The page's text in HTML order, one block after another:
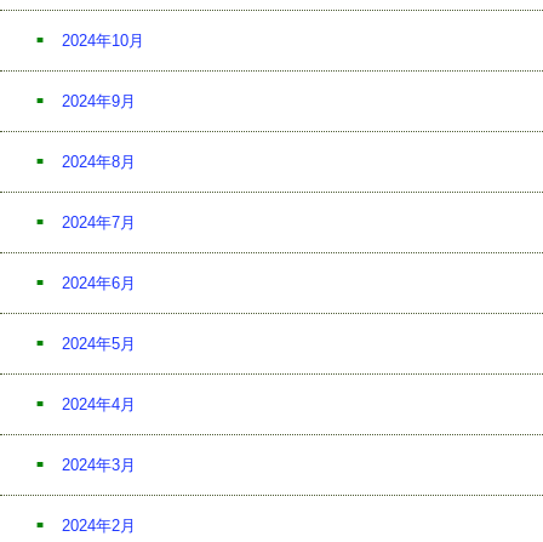
2024年10月
2024年9月
2024年8月
2024年7月
2024年6月
2024年5月
2024年4月
2024年3月
2024年2月